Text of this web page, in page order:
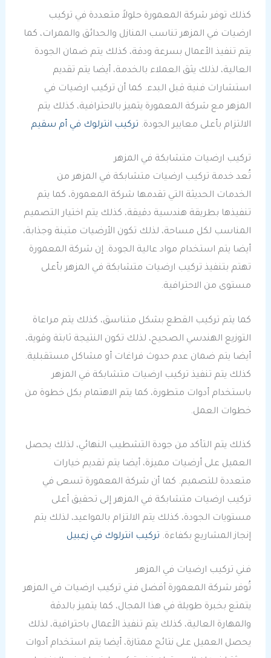
كذلك توفر شركة المعمورة حلولاً متعددة في تركيب
ارضيات في المزهر تناسب المنازل والحدائق والممرات، كما
يتم تنفيذ الأعمال بسرعة ودقة، كذلك يتم ضمان الجودة
العالية، لذلك يثق العملاء بالخدمة، أيضا يتم تقديم
استشارات فنية قبل البدء. كما أن تركيب ارضيات في
المزهر مع شركة المعمورة يتميز بالاحترافية، كذلك يتم
الالتزام بأعلى معايير الجودة. تركيب انترلوك في أم سقيم
تركيب ارضيات متشابكة في المزهر
تُعد خدمة تركيب ارضيات متشابكة في المزهر من
الخدمات الحديثة التي تقدمها شركة المعمورة، كما يتم
تنفيذها بطريقة هندسية دقيقة، كذلك يتم اختيار التصميم
المناسب لكل مساحة، لذلك تكون الأرضيات متينة وجذابة،
أيضا يتم استخدام مواد عالية الجودة. إن شركة المعمورة
تهتم بتنفيذ تركيب ارضيات متشابكة في المزهر بأعلى
مستوى من الاحترافية.
كما يتم تركيب القطع بشكل متناسق، كذلك يتم مراعاة
التوزيع الهندسي الصحيح، لذلك تكون النتيجة ثابتة وقوية،
أيضا يتم ضمان عدم حدوث فراغات أو مشاكل مستقبلية.
كذلك يتم تنفيذ تركيب ارضيات متشابكة في المزهر
باستخدام أدوات متطورة، كما يتم الاهتمام بكل خطوة من
خطوات العمل.
كذلك يتم التأكد من جودة التشطيب النهائي، لذلك يحصل
العميل على أرضيات مميزة، أيضا يتم تقديم خيارات
متعددة للتصميم. كما أن شركة المعمورة تسعى في
تركيب ارضيات متشابكة في المزهر إلى تحقيق أعلى
مستويات الجودة، كذلك يتم الالتزام بالمواعيد، لذلك يتم
إنجاز المشاريع بكفاءة. تركيب انترلوك في زعبيل
فني تركيب ارضيات في المزهر
تُوفر شركة المعمورة أفضل فني تركيب ارضيات في المزهر
يتمتع بخبرة طويلة في هذا المجال، كما يتميز بالدقة
والمهارة العالية، كذلك يتم تنفيذ الأعمال باحترافية، لذلك
يحصل العميل على نتائج ممتازة، أيضا يتم استخدام أدوات